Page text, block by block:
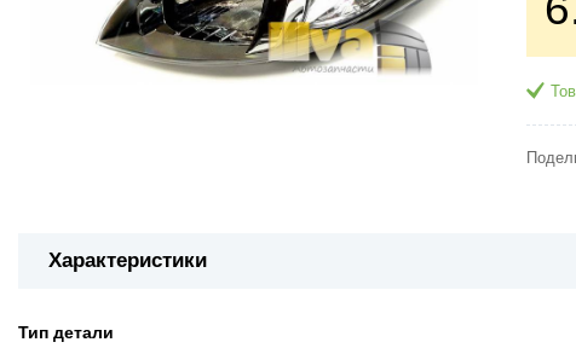
Характеристики
Тип детали